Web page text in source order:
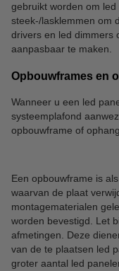
gebruikt worden om
steek-/lasklemmen om
drivers en led dimmers
aanpasbaar te maken.
Opbouwframes en
Wanneer u een led
systeemplafond
opbouwframe of
Een opbouwframe is
waarvan de plaat
montagematerialen
worden bevestigd. Let
afmetingen. Deze
van de te plaatsen led
groter aantal led